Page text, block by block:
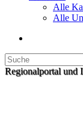
Alle
Alle
Regionalportal und